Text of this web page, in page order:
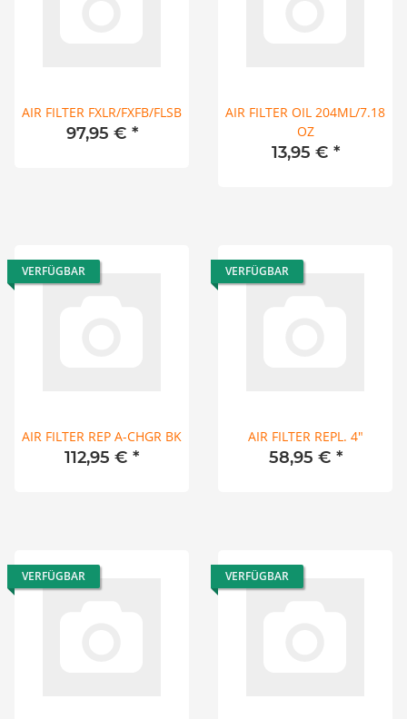
AIR FILTER FXLR/FXFB/FLSB
97,95 € *
AIR FILTER OIL 204ML/7.18
OZ
13,95 € *
VERFÜGBAR
AIR FILTER REP A-CHGR BK
112,95 € *
VERFÜGBAR
AIR FILTER REPL. 4"
58,95 € *
VERFÜGBAR VERFÜGBAR